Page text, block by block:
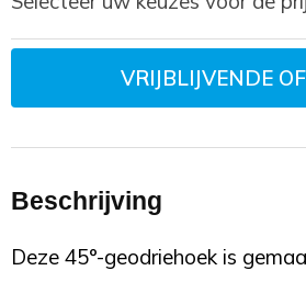
VRIJBLIJVENDE
Beschrijving
Deze 45°-geodriehoek is